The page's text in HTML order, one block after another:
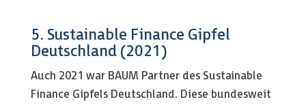
5. Sustainable Finance Gipfel
Deutschland (2021)
Auch 2021 war BAUM Partner des Sustainable
Finance Gipfels Deutschland. Diese bundesweit